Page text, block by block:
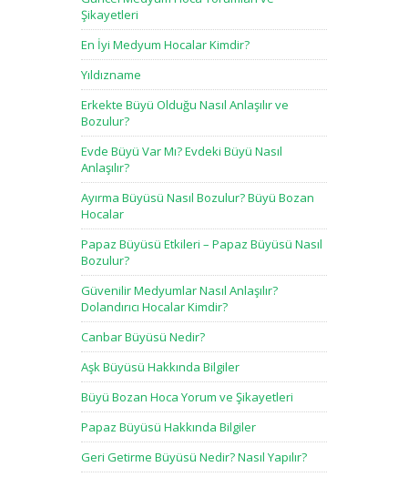
Şikayetleri
En İyi Medyum Hocalar Kimdir?
Yıldızname
Erkekte Büyü Olduğu Nasıl Anlaşılır ve
Bozulur?
Evde Büyü Var Mı? Evdeki Büyü Nasıl
Anlaşılır?
Ayırma Büyüsü Nasıl Bozulur? Büyü Bozan
Hocalar
Papaz Büyüsü Etkileri – Papaz Büyüsü Nasıl
Bozulur?
Güvenilir Medyumlar Nasıl Anlaşılır?
Dolandırıcı Hocalar Kimdir?
Canbar Büyüsü Nedir?
Aşk Büyüsü Hakkında Bilgiler
Büyü Bozan Hoca Yorum ve Şikayetleri
Papaz Büyüsü Hakkında Bilgiler
Geri Getirme Büyüsü Nedir? Nasıl Yapılır?